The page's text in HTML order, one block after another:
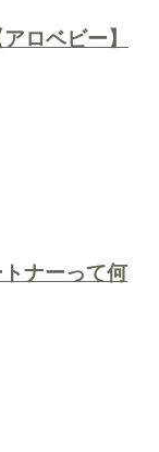
ロベビー】
ナーって何